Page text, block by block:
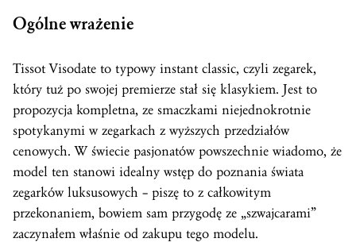
Ogólne wrażenie
Tissot Visodate to typowy instant classic, czyli zegarek,
który tuż po swojej premierze stał się klasykiem. Jest to
propozycja kompletna, ze smaczkami niejednokrotnie
spotykanymi w zegarkach z wyższych przedziałów
cenowych. W świecie pasjonatów powszechnie wiadomo, że
model ten stanowi idealny wstęp do poznania świata
zegarków luksusowych – piszę to z całkowitym
przekonaniem, bowiem sam przygodę ze „szwajcarami”
zaczynałem właśnie od zakupu tego modelu.